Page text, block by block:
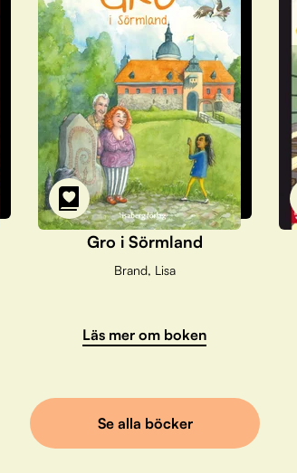
Gro i Sörmland
Brand, Lisa
Läs mer om boken
Se alla böcker